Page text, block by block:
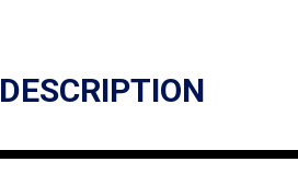
DESCRIPTION